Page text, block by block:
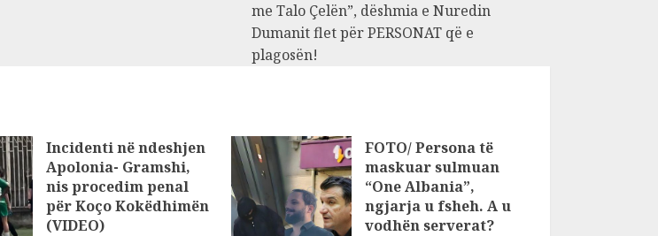
me Talo Çelën”, dëshmia e Nuredin
Dumanit flet për PERSONAT që e
plagosën!
Incidenti në ndeshjen
Apolonia- Gramshi,
nis procedim penal
për Koço Kokëdhimën
(VIDEO)
FOTO/ Persona të
maskuar sulmuan
“One Albania”,
ngjarja u fsheh. A u
vodhën serverat?